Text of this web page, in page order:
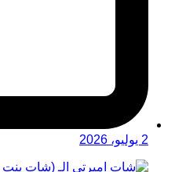
2 يوليو، 2026